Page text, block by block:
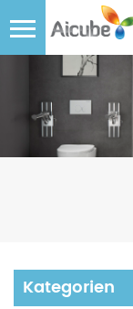
Kategorien